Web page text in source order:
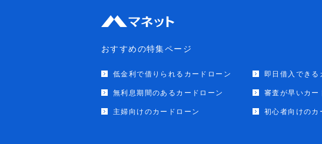
おすすめの特集ページ
低金利で借りられるカードローン 即日借入できる
無利息期間のあるカードローン 審査が早いカー
主婦向けのカードローン 初心者向けのカ